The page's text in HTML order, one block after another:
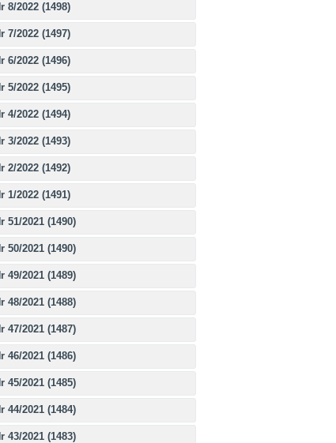
8/2022 (1498)
7/2022 (1497)
6/2022 (1496)
5/2022 (1495)
4/2022 (1494)
3/2022 (1493)
2/2022 (1492)
1/2022 (1491)
51/2021 (1490)
50/2021 (1490)
49/2021 (1489)
48/2021 (1488)
47/2021 (1487)
46/2021 (1486)
45/2021 (1485)
44/2021 (1484)
43/2021 (1483)